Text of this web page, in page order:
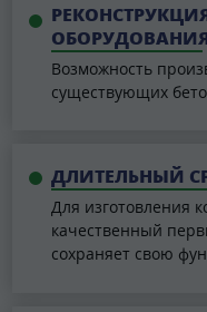
Возможность
существующих
ДЛИТЕЛЬНЫЙ
Для изготовления
качественный
сохраняет свою